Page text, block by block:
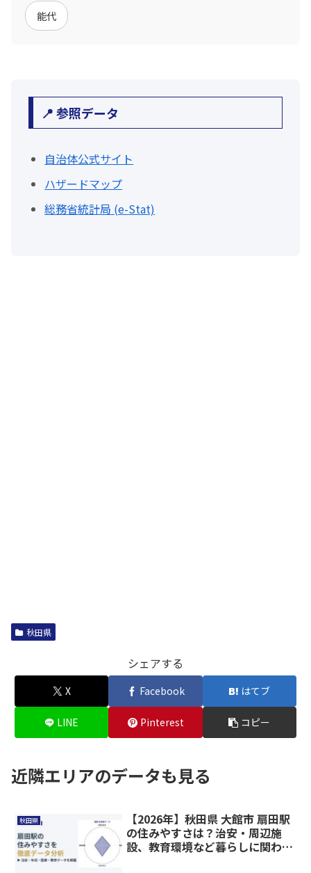
能代
📍 参照データ
自治体公式サイト
ハザードマップ
総務省統計局 (e-Stat)
秋田県
シェアする
X Facebook はてブ
LINE Pinterest コピー
近隣エリアのデータも見る
秋田県
【2026年】秋田県 大館市 扇田駅
の住みやすさは？治安・周辺施
設、教育環境など暮らしに関わる